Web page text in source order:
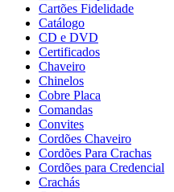
Cartões Fidelidade
Catálogo
CD e DVD
Certificados
Chaveiro
Chinelos
Cobre Placa
Comandas
Convites
Cordões Chaveiro
Cordões Para Crachas
Cordões para Credencial
Crachás